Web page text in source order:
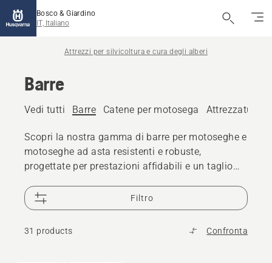
Bosco & Giardino
IT, Italiano
Attrezzi per silvicoltura e cura degli alberi
Barre
Vedi tutti Barre Catene per motosega Attrezzature
Scopri la nostra gamma di barre per motoseghe e
motoseghe ad asta resistenti e robuste,
progettate per prestazioni affidabili e un taglio
Filtro
31 products Confronta